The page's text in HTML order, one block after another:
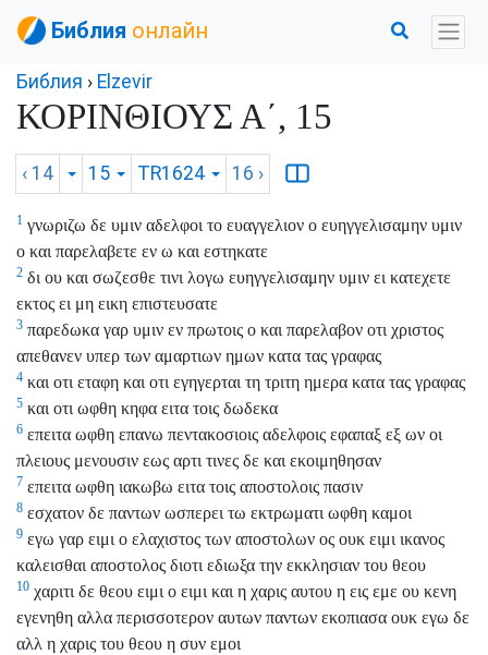
Библия онлайн
Библия › Elzevir
ΚΟΡΙΝΘΙΟΥΣ Α΄, 15
‹ 14 15 TR1624 16 ›
1 γνωριζω δε υμιν αδελφοι το ευαγγελιον ο ευηγγελισαμην υμιν
ο και παρελαβετε εν ω και εστηκατε
2 δι ου και σωζεσθε τινι λογω ευηγγελισαμην υμιν ει κατεχετε
εκτος ει μη εικη επιστευσατε
3 παρεδωκα γαρ υμιν εν πρωτοις ο και παρελαβον οτι χριστος
απεθανεν υπερ των αμαρτιων ημων κατα τας γραφας
4 και οτι εταφη και οτι εγηγερται τη τριτη ημερα κατα τας γραφας
5 και οτι ωφθη κηφα ειτα τοις δωδεκα
6 επειτα ωφθη επανω πεντακοσιοις αδελφοις εφαπαξ εξ ων οι
πλειους μενουσιν εως αρτι τινες δε και εκοιμηθησαν
7 επειτα ωφθη ιακωβω ειτα τοις αποστολοις πασιν
8 εσχατον δε παντων ωσπερει τω εκτρωματι ωφθη καμοι
9 εγω γαρ ειμι ο ελαχιστος των αποστολων ος ουκ ειμι ικανος
καλεισθαι αποστολος διοτι εδιωξα την εκκλησιαν του θεου
10 χαριτι δε θεου ειμι ο ειμι και η χαρις αυτου η εις εμε ου κενη
εγενηθη αλλα περισσοτερον αυτων παντων εκοπιασα ουκ εγω δε
αλλ η χαρις του θεου η συν εμοι